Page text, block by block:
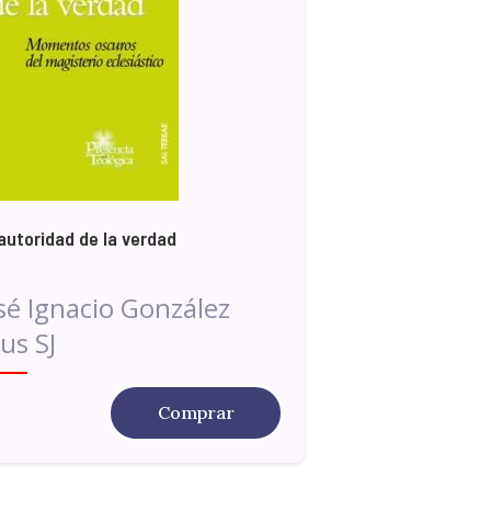
de la verdad
Ignacio González
SJ
Comprar